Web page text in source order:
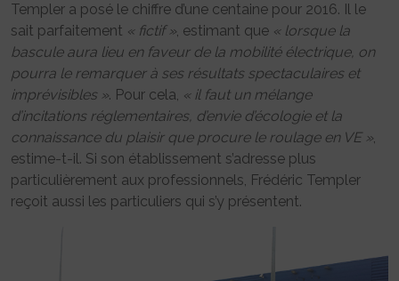
Templer a posé le chiffre d’une centaine pour 2016. Il le
sait parfaitement « fictif », estimant que « lorsque la
bascule aura lieu en faveur de la mobilité électrique, on
pourra le remarquer à ses résultats spectaculaires et
imprévisibles ». Pour cela, « il faut un mélange
d’incitations réglementaires, d’envie d’écologie et la
connaissance du plaisir que procure le roulage en VE »,
estime-t-il. Si son établissement s’adresse plus
particulièrement aux professionnels, Frédéric Templer
reçoit aussi les particuliers qui s’y présentent.